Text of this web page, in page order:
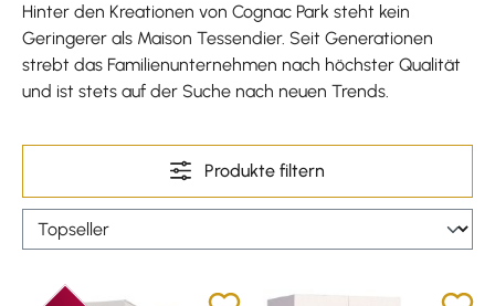
Hinter den Kreationen von Cognac Park steht kein
Geringerer als Maison Tessendier. Seit Generationen
strebt das Familienunternehmen nach höchster Qualität
und ist stets auf der Suche nach neuen Trends.
Produkte filtern